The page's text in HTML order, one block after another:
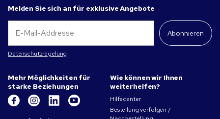
Melden Sie sich an für exklusive Angebote
Abonnieren
Datenschutzregelung
Mehr Möglichkeiten für
starke Beziehungen
Wie können wir Ihnen
weiterhelfen?
Hilfecenter
Bestellung verfolgen /